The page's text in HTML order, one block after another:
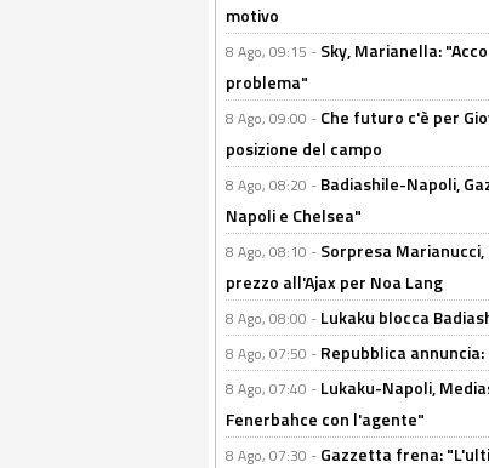
motivo
8 Ago, 09:15 - Sky, Marianella:
problema"
8 Ago, 09:00 - Che futuro c'è per
posizione del campo
8 Ago, 08:20 - Badiashile-Napoli,
Napoli e Chelsea"
8 Ago, 08:10 - Sorpresa
prezzo all'Ajax per Noa Lang
8 Ago, 08:00 - Lukaku blocca
8 Ago, 07:50 - Repubblica
8 Ago, 07:40 - Lukaku-Napoli,
Fenerbahce con l'agente"
8 Ago, 07:30 - Gazzetta frena: